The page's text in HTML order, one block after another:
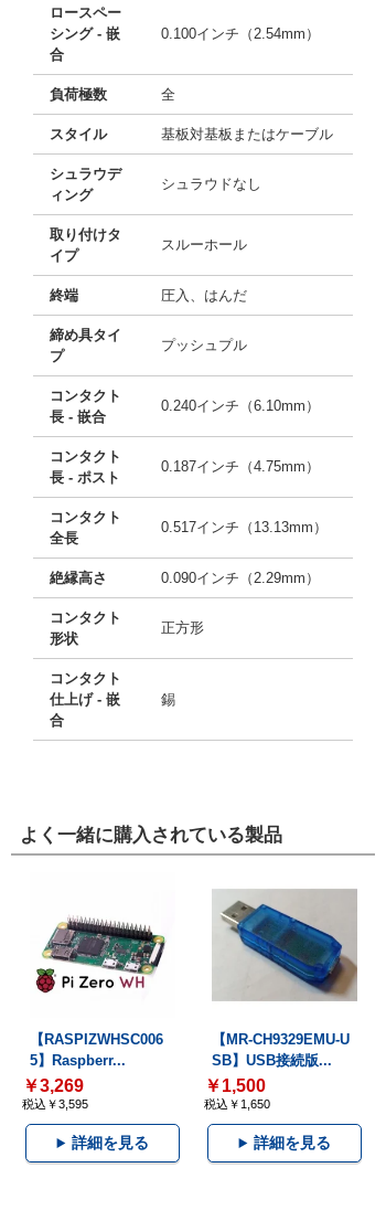
ロースペー
シング - 嵌
合
0.100インチ（2.54mm）
負荷極数 全
スタイル 基板対基板またはケーブル
シュラウデ
ィング
シュラウドなし
取り付けタ
イプ
スルーホール
終端 圧入、はんだ
締め具タイ
プ
プッシュプル
コンタクト
長 - 嵌合
0.240インチ（6.10mm）
コンタクト
長 - ポスト
0.187インチ（4.75mm）
コンタクト
全長
0.517インチ（13.13mm）
絶縁高さ 0.090インチ（2.29mm）
コンタクト
形状
正方形
コンタクト
仕上げ - 嵌
合
錫
よく一緒に購入されている製品
【RASPIZWHSC006
5】Raspberr...
￥3,269
税込￥3,595
詳細を見る
【MR-CH9329EMU-U
SB】USB接続版...
￥1,500
税込￥1,650
詳細を見る